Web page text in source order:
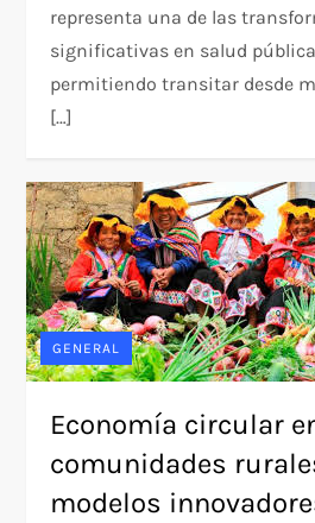
representa una de las
significativas en salud
permitiendo transitar desde
[…]
GENERAL
Economía circular
comunidades
modelos